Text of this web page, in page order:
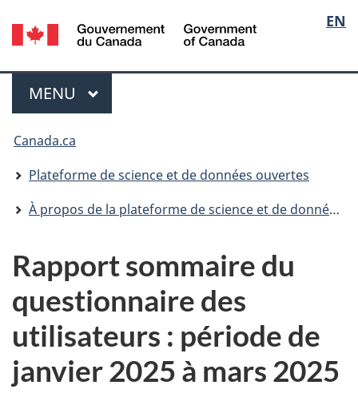
Aller
au
principal
Passer
à
Au
Passer
à
version
EN
Menu
MENU PRINCIPAL
Vous
êtes
ici
Canada.ca
Plateforme de science et de données ouvertes
À propos de la plateforme de science et de données ouvertes
Rapport sommaire du
questionnaire des
utilisateurs : période de
janvier 2025 à mars 2025